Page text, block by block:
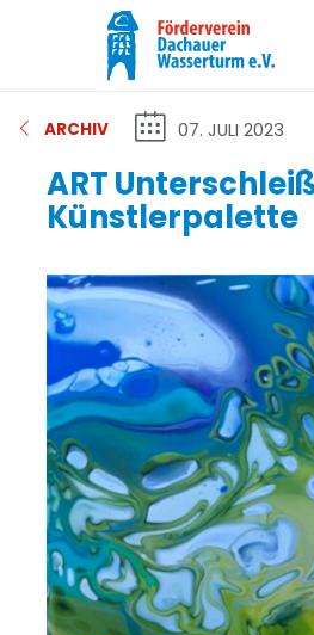
ARCHIV 07. JULI 2023
ART
Künstlerpalette